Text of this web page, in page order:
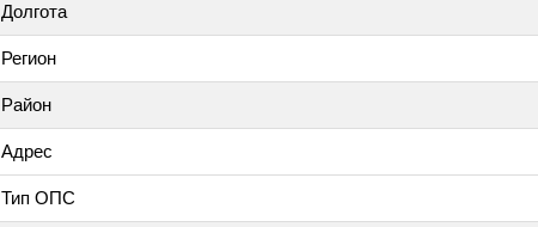
Долгота
Регион
Район
Адрес
Тип ОПС